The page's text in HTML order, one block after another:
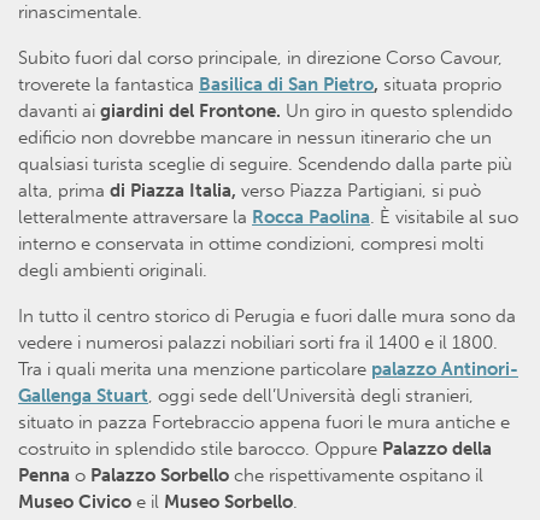
rinascimentale.
Subito fuori dal corso principale, in direzione Corso Cavour,
troverete la fantastica Basilica di San Pietro, situata proprio
davanti ai giardini del Frontone. Un giro in questo splendido
edificio non dovrebbe mancare in nessun itinerario che un
qualsiasi turista sceglie di seguire. Scendendo dalla parte più
alta, prima di Piazza Italia, verso Piazza Partigiani, si può
letteralmente attraversare la Rocca Paolina. È visitabile al suo
interno e conservata in ottime condizioni, compresi molti
degli ambienti originali.
In tutto il centro storico di Perugia e fuori dalle mura sono da
vedere i numerosi palazzi nobiliari sorti fra il 1400 e il 1800.
Tra i quali merita una menzione particolare palazzo Antinori-
Gallenga Stuart, oggi sede dell’Università degli stranieri,
situato in pazza Fortebraccio appena fuori le mura antiche e
costruito in splendido stile barocco. Oppure Palazzo della
Penna o Palazzo Sorbello che rispettivamente ospitano il
Museo Civico e il Museo Sorbello.